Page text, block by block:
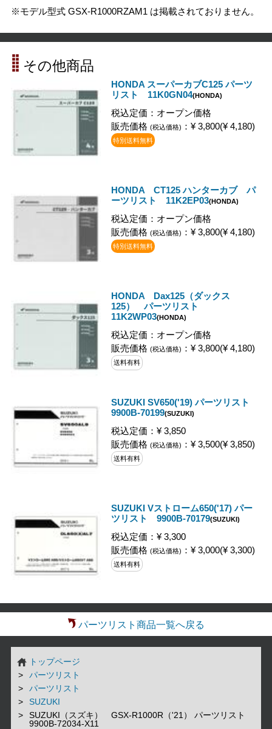
※モデル型式 GSX-R1000RZAM1 は掲載されておりません。
その他商品
HONDA スーパーカブC125 パーツ
リスト 11K0GN04(HONDA)
税込定価：オープン価格
販売価格 (税込価格) ：¥ 3,800(¥ 4,180)
特別送料無料
HONDA CT125 ハンターカブ パ
ーツリスト 11K2EP03(HONDA)
税込定価：オープン価格
販売価格 (税込価格) ：¥ 3,800(¥ 4,180)
特別送料無料
HONDA Dax125（ダックス
125） パーツリスト
11K2WP03(HONDA)
税込定価：オープン価格
販売価格 (税込価格) ：¥ 3,800(¥ 4,180)
送料有料
SUZUKI SV650('19) パーツリスト
9900B-70199(SUZUKI)
税込定価：¥ 3,850
販売価格 (税込価格) ：¥ 3,500(¥ 3,850)
送料有料
SUZUKI Vストローム650('17) パー
ツリスト 9900B-70179(SUZUKI)
税込定価：¥ 3,300
販売価格 (税込価格) ：¥ 3,000(¥ 3,300)
送料有料
パーツリスト商品一覧へ戻る
トップページ
パーツリスト
パーツリスト
SUZUKI
SUZUKI（スズキ） GSX-R1000R（'21） パーツリスト
9900B-72034-X11